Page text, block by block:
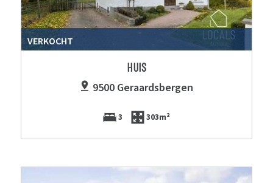
VERKOCHT
HUIS
9500 Geraardsbergen
3 303m²